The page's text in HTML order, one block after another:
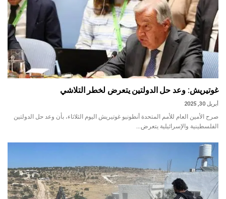
غوتيريش: وعد حل الدولتين يتعرض لخطر التلاشي
أبريل 30, 2025
صرح الأمين العام للأمم المتحدة أنطونيو غوتيريش اليوم الثلاثاء، بأن وعد حل الدولتين
الفلسطينية والإسرائيلية يتعرض…